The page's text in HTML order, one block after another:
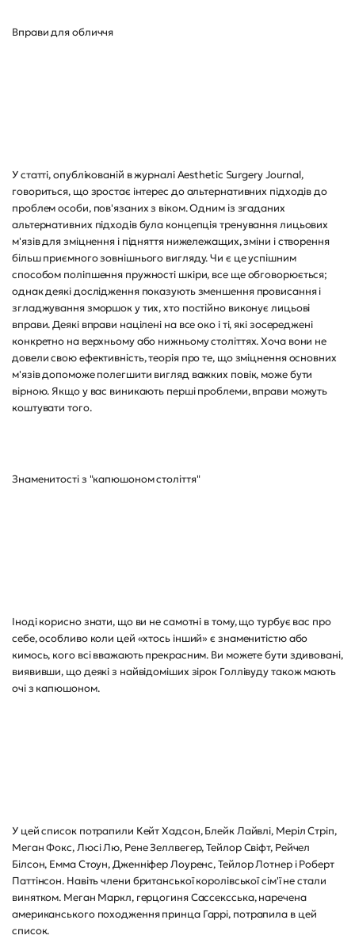
Вправи для обличчя
У статті, опублікованій в журналі Aesthetic Surgery Journal,
говориться, що зростає інтерес до альтернативних підходів до
проблем особи, пов'язаних з віком. Одним із згаданих
альтернативних підходів була концепція тренування лицьових
м'язів для зміцнення і підняття нижележащих, зміни і створення
більш приємного зовнішнього вигляду. Чи є це успішним
способом поліпшення пружності шкіри, все ще обговорюється;
однак деякі дослідження показують зменшення провисання і
згладжування зморшок у тих, хто постійно виконує лицьові
вправи. Деякі вправи націлені на все око і ті, які зосереджені
конкретно на верхньому або нижньому століттях. Хоча вони не
довели свою ефективність, теорія про те, що зміцнення основних
м'язів допоможе полегшити вигляд важких повік, може бути
вірною. Якщо у вас виникають перші проблеми, вправи можуть
коштувати того.
Знаменитості з "капюшоном століття"
Іноді корисно знати, що ви не самотні в тому, що турбує вас про
себе, особливо коли цей «хтось інший» є знаменитістю або
кимось, кого всі вважають прекрасним. Ви можете бути здивовані,
виявивши, що деякі з найвідоміших зірок Голлівуду також мають
очі з капюшоном.
У цей список потрапили Кейт Хадсон, Блейк Лайвлі, Меріл Стріп,
Меган Фокс, Люсі Лю, Рене Зеллвегер, Тейлор Свіфт, Рейчел
Білсон, Емма Стоун, Дженніфер Лоуренс, Тейлор Лотнер і Роберт
Паттінсон. Навіть члени британської королівської сім'ї не стали
винятком. Меган Маркл, герцогиня Сассексська, наречена
американського походження принца Гаррі, потрапила в цей
список.